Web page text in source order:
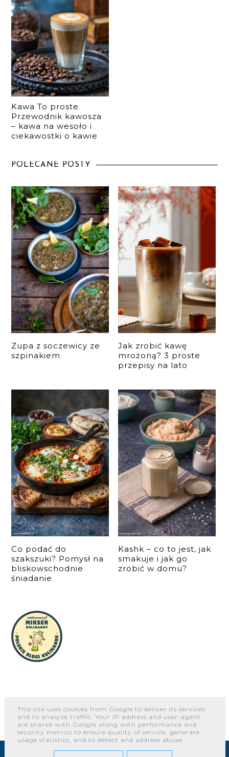
Kawa To proste
Przewodnik kawosza
– kawa na wesoło i
ciekawostki o kawie
POLECANE POSTY
Zupa z soczewicy ze
szpinakiem
Jak zrobić kawę
mrożoną? 3 proste
przepisy na lato
Co podać do
szakszuki? Pomysł na
bliskowschodnie
śniadanie
Kashk – co to jest, jak
smakuje i jak go
zrobić w domu?
O NAS WSPÓŁPRACA I KONTAKT PORTFOLIO
This site uses cookies from Google to deliver its services
and to analyze traffic. Your IP address and user-agent
are shared with Google along with performance and
security metrics to ensure quality of service, generate
usage statistics, and to detect and address abuse.